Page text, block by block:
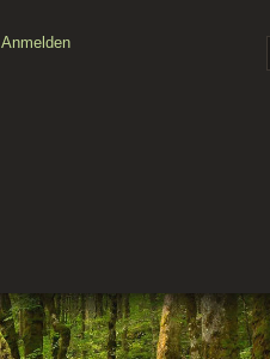
Anmelden